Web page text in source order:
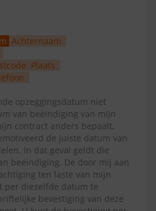
Achternaam
Plaats
opzeggingsdatum niet
van beëindiging van mijn
contract anders bepaalt,
de juiste datum van
In dat geval geldt die
beëindiging. De door mij aan
ten laste van mijn
per diezelfde datum te
bevestiging van deze